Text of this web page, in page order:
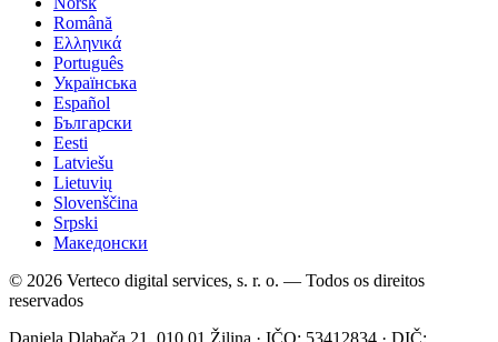
Română
Ελληνικά
Português
Українська
Español
Български
Eesti
Latviešu
Lietuvių
Slovenščina
Srpski
Македонски
© 2026 Verteco digital services, s. r. o. — Todos os direitos
reservados